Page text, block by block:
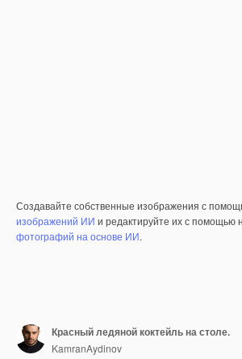
Создавайте собственные изображения с
изображений ИИ и редактируйте их с помощью
фотографий на основе ИИ.
Красный ледяной коктейль на столе.
KamranAydinov